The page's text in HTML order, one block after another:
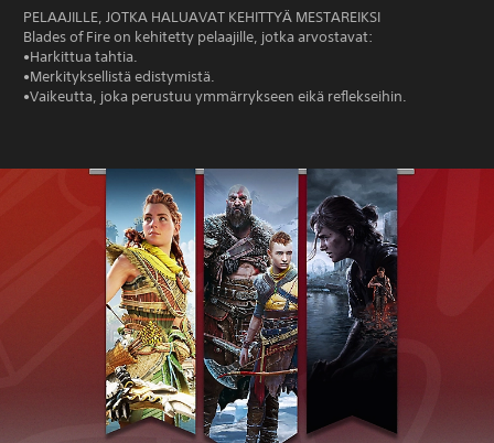
PELAAJILLE, JOTKA HALUAVAT KEHITTYÄ MESTAREIKSI
Blades of Fire on kehitetty pelaajille, jotka arvostavat:
•Harkittua tahtia.
•Merkityksellistä edistymistä.
•Vaikeutta, joka perustuu ymmärrykseen eikä reflekseihin.